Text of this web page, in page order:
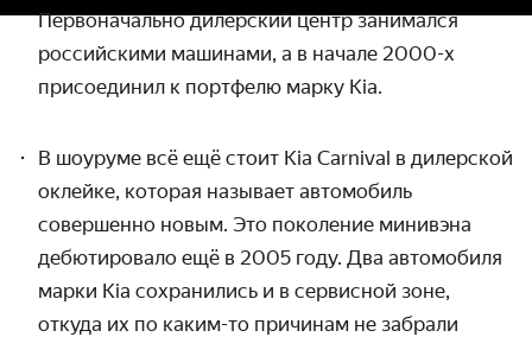
Первоначально дилерский центр занимался
российскими машинами, а в начале 2000-х
присоединил к портфелю марку Kia.
В шоуруме всё ещё стоит Kia Carnival в дилерской
оклейке, которая называет автомобиль
совершенно новым. Это поколение минивэна
дебютировало ещё в 2005 году. Два автомобиля
марки Kia сохранились и в сервисной зоне,
откуда их по каким-то причинам не забрали